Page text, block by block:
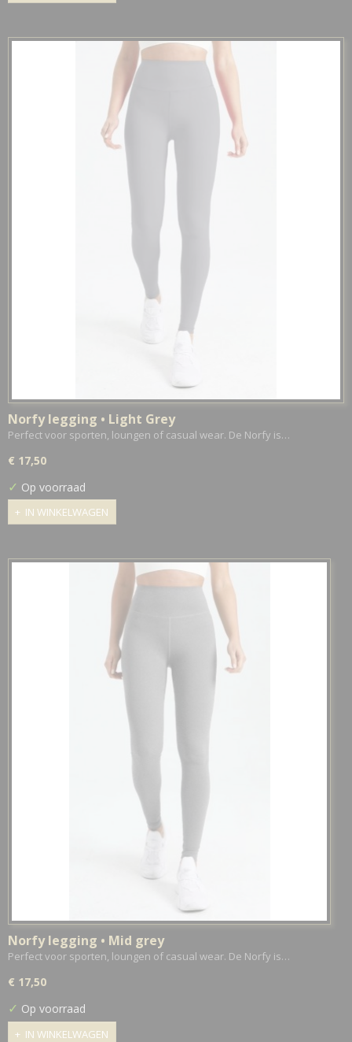
Norfy legging • Light Grey
Perfect voor sporten, loungen of casual wear. De Norfy is…
€ 17,50
✓ Op voorraad
IN WINKELWAGEN
Norfy legging • Mid grey
Perfect voor sporten, loungen of casual wear. De Norfy is…
€ 17,50
✓ Op voorraad
IN WINKELWAGEN